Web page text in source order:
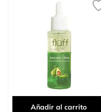
Añadir al carrito